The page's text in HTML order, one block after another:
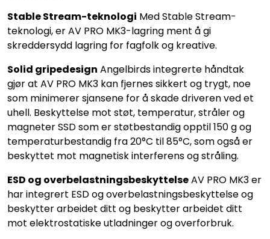
Stable Stream-teknologi Med Stable Stream-
teknologi, er AV PRO MK3-lagring ment å gi
skreddersydd lagring for fagfolk og kreative.
Solid gripedesign Angelbirds integrerte håndtak
gjør at AV PRO MK3 kan fjernes sikkert og trygt, noe
som minimerer sjansene for å skade driveren ved et
uhell. Beskyttelse mot støt, temperatur, stråler og
magneter SSD som er støtbestandig opptil 150 g og
temperaturbestandig fra 20°C til 85°C, som også er
beskyttet mot magnetisk interferens og stråling.
ESD og overbelastningsbeskyttelseAV PRO MK3 er
har integrert ESD og overbelastningsbeskyttelse og
beskytter arbeidet ditt og beskytter arbeidet ditt
mot elektrostatiske utladninger og overforbruk.